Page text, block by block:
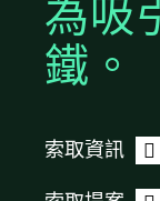
為吸
鐵。
索取資訊